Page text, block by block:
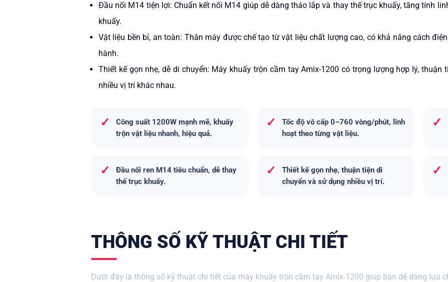
Đầu nối M14 tiện lợi: Chuẩn kết nối M14 giúp dễ dàng tháo lắp và thay thế trục khuấy, tăng tính
khuấy.
Vật liệu bền bỉ, an toàn: Thân máy được chế tạo từ vật liệu chất lượng cao, có khả năng cách
hành.
Thiết kế gọn nhẹ, dễ di chuyển: Máy khuấy trộn cầm tay Amix-1200 có trọng lượng hợp lý, thuận
nhiều vị trí khác nhau.
✓
Công suất 1200W mạnh mẽ, khuấy
trộn vật liệu nhanh, hiệu quả.
✓
Tốc độ vô cấp 0–760 vòng/phút, linh
hoạt theo từng vật liệu.
✓
✓
Đầu nối ren M14 tiêu chuẩn, dễ thay
thế trục khuấy.
✓
Thiết kế gọn nhẹ, thuận tiện di
chuyển và sử dụng nhiều vị trí.
✓
THÔNG SỐ KỸ THUẬT CHI TIẾT
Dưới đây là thông số kỹ thuật chi tiết của máy khuấy trộn cầm tay Amix-1200 giúp bạn dễ dàng lựa